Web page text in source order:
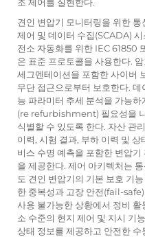
견인 변압기 모니터링을 위한
제어 및 데이터 수집(SCADA)
전소 자동화를 위한 IEC 61850
은 표준 프로토콜을 사용한다.
세그멘테이션을 포함한 사이버
무단 접근으로부터 보호한다.
능 파라미터 추세 분석을 가능
(re refurbishment) 필요성을
식별할 수 있도록 한다. 자산 관
이력, 시험 결과, 부하 이력 및
비스 수명 예측을 포함한 변압
을 제공한다. 제어 아키텍처는
도 견인 변압기의 기본 보호 기
한 중복성과 고장 안전(fail-
사용 불가능한 상황에서 정비
소 수준의 현지 제어 및 지시 기
상태 정보를 제공하고 안전한